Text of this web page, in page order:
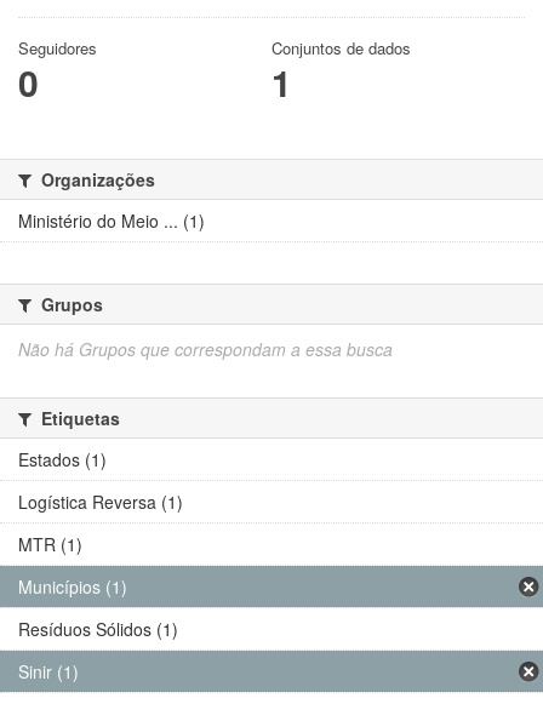
Seguidores
0
Conjuntos de dados
1
Organizações
Ministério do Meio ... (1)
Grupos
Não há Grupos que correspondam a essa busca
Etiquetas
Estados (1)
Logística Reversa (1)
MTR (1)
Municípios (1)
Resíduos Sólidos (1)
Sinir (1)